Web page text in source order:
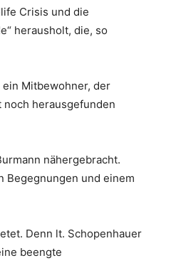
Crisis und die
herausholt, die, so
ein Mitbewohner, der
herausgefunden
nähergebracht.
Begegnungen und einem
Denn lt. Schopenhauer
beengte